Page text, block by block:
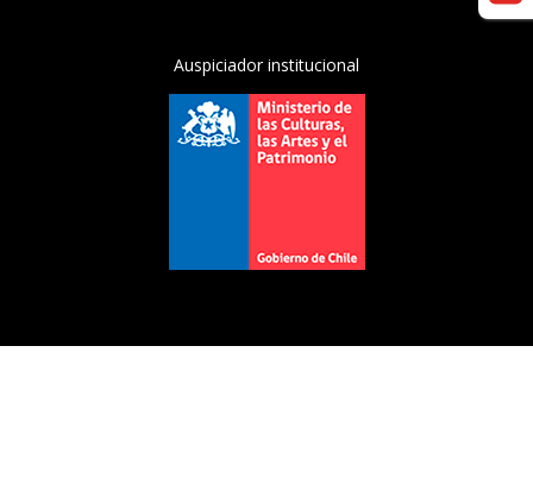
Auspiciador institucional